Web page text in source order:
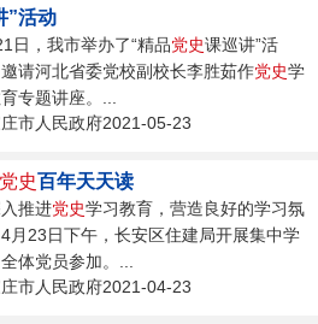
”活动
日，我市举办了“精品党史课巡讲”活
请河北省委党校副校长李胜茹作党史学
专题讲座。...
市人民政府2021-05-23
党史百年天天读
推进党史学习教育，营造良好的学习氛
月23日下午，长安区住建局开展集中学
体党员参加。...
市人民政府2021-04-23